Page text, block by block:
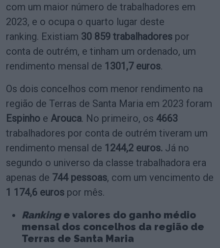
com um maior número de trabalhadores em
2023, e o ocupa o quarto lugar deste
ranking. Existiam 30 859 trabalhadores por
conta de outrém, e tinham um ordenado, um
rendimento mensal de 1301,7 euros.
Os dois concelhos com menor rendimento na
região de Terras de Santa Maria em 2023 foram
Espinho e Arouca. No primeiro, os 4663
trabalhadores por conta de outrém tiveram um
rendimento mensal de 1244,2 euros. Já no
segundo o universo da classe trabalhadora era
apenas de 744 pessoas, com um vencimento de
1 174,6 euros por mês.
Rankinge valores do ganho médio
mensal dos concelhos da região de
Terras de Santa Maria